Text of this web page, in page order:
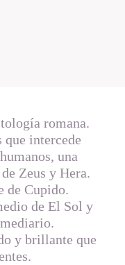
romana.
intercede
una
Zeus y Hera.
de Cupido.
de El Sol y
y brillante que